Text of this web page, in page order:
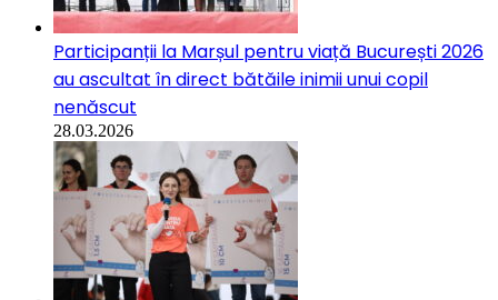
Participanții la Marșul pentru viață București 2026
au ascultat în direct bătăile inimii unui copil
nenăscut
28.03.2026